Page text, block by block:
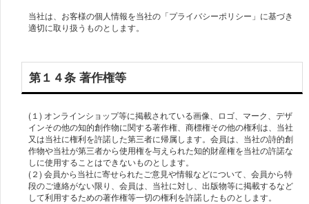
当社は、お客様の個人情報を当社の「プライバシーポリシー」に基づき
適切に取り扱うものとします。
第１４条 著作権等
(１) オンラインショップ等に掲載されている画像、ロゴ、マーク、デザ
インその他の知的創作物に関する著作権、商標権その他の権利は、当社
又は当社に権利を許諾した第三者に帰属します。会員は、当社の詩的創
作物や当社が第三者から使用権を与えられた知的財産権を当社の許諾な
しに使用することはできないものとします。
(２) 会員から当社に寄せられたご意見や情報などについて、会員から特
段のご連絡がない限り、会員は、当社に対し、出版物等に掲載するなど
して利用するための著作権等一切の権利を許諾したものとします。